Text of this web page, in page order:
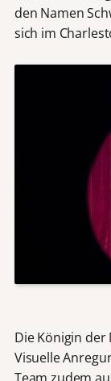
den Namen
sich im
Die Königin der
Visuelle